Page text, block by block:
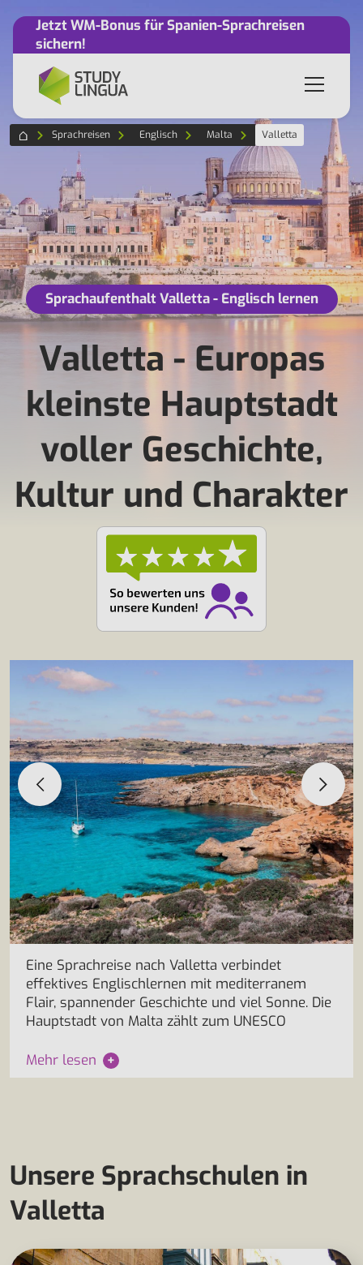
Jetzt WM-Bonus für Spanien-Sprachreisen
sichern!
Sprachreisen Englisch Malta Valletta
Sprachaufenthalt Valletta - Englisch lernen
Valletta - Europas
kleinste Hauptstadt
voller Geschichte,
Kultur und Charakter
Eine Sprachreise nach Valletta verbindet
effektives Englischlernen mit mediterranem
Flair, spannender Geschichte und viel Sonne. Die
Hauptstadt von Malta zählt zum UNESCO
Mehr lesen +
Unsere Sprachschulen in
Valletta